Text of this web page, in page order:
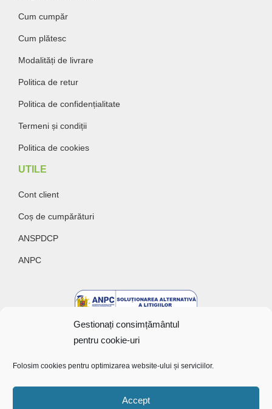
Gestionați consimțământul
pentru cookie-uri
Folosim cookies pentru optimizarea website-ului și serviciilor.
Accept
Cum cumpăr
Cum plătesc
Modalități de livrare
Politica de retur
Politica de confidențialitate
Termeni și condiții
Politica de cookies
UTILE
Cont client
Coș de cumpărături
ANSPDCP
ANPC
Copyright @ 2022 Bunătăți cu gust